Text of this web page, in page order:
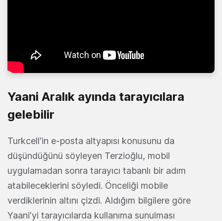
Yaani Aralık ayında tarayıcılara
gelebilir
Turkcell'in e-posta altyapısı konusunu da
düşündüğünü söyleyen Terzioğlu, mobil
uygulamadan sonra tarayıcı tabanlı bir adım
atabileceklerini söyledi. Önceliği mobile
verdiklerinin altını çizdi. Aldığım bilgilere göre
Yaani'yi tarayıcılarda kullanıma sunulması